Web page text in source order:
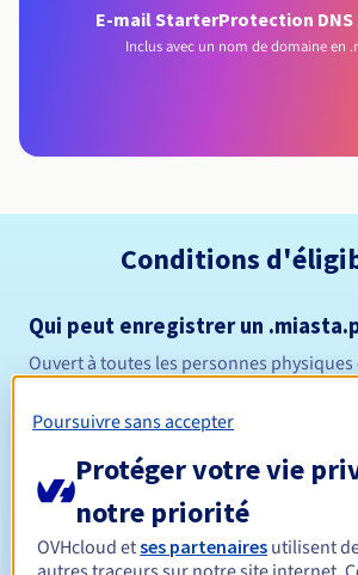
E-mail StarterProtection DNS
Inclus avec un nom de domaine en
Conditions
Qui peut enregistrer un
Ouvert à toutes les personnes
restriction géographique.
Règles de gestion et
Durée de réservation
Poursuivre sans accepter
Protéger votre vie
notre priorité
OVHcloud etses partenaires utilisent